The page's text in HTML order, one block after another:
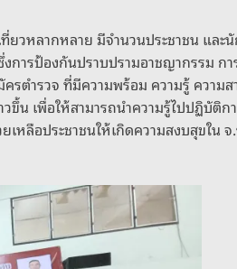
ยวหลากหลาย มีจำนวนประชาชน และ
งการป้องกันปราบปรามอาชญากรรม ก
รตำรวจ ที่มีความพร้อม ความรู้ ความส
ขึ้น เพื่อให้สามารถนำความรู้ไปปฏิบัติก
หลือประชาชนให้เกิดความสงบสุขใน จ